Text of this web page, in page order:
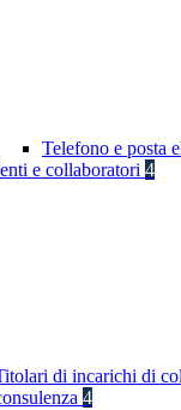
Telefono e posta
e collaboratori 4
di incarichi di
4